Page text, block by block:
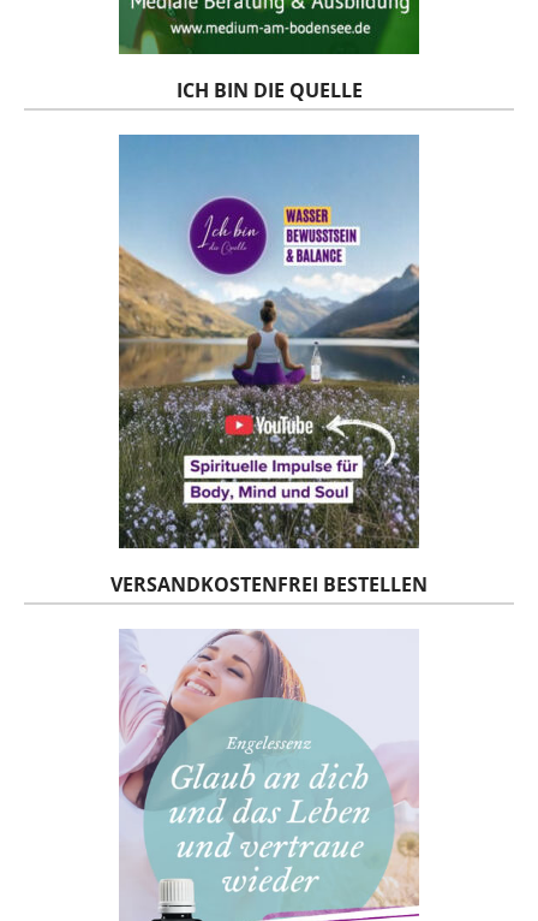
ICH BIN DIE QUELLE
VERSANDKOSTENFREI BESTELLEN